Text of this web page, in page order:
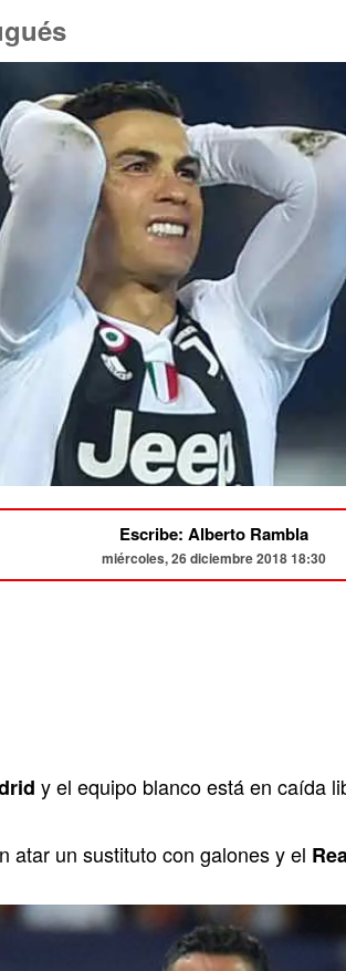
Escribe: Alberto Rambla
miércoles, 26 diciembre 2018 18:30
y el equipo blanco está en caída
atar un sustituto con galones y el